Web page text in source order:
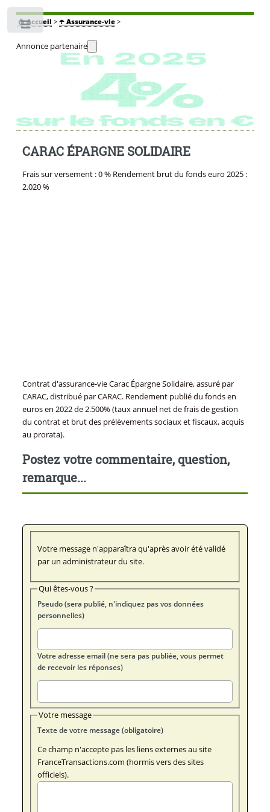
🏠Accueil > ☂️ Assurance-vie>
Annonce partenaire
CARAC ÉPARGNE SOLIDAIRE
Frais sur versement :0 %Rendement brut du fonds euro 2025 :
2.020 %
Contrat d'assurance-vie Carac Épargne Solidaire, assuré par
CARAC, distribué par CARAC. Rendement publié du fonds en
euros en 2022 de 2.500% (taux annuel net de frais de gestion
du contrat et brut des prélèvements sociaux et fiscaux, acquis
au prorata).
Postez votre commentaire, question,
remarque...
Votre message n'apparaîtra qu'après avoir été validé
par un administrateur du site.
Qui êtes-vous ?
Pseudo (sera publié, n'indiquez pas vos données
personnelles)
Votre adresse email (ne sera pas publiée, vous permet
de recevoir les réponses)
Votre message
Texte de votre message (obligatoire)
Ce champ n'accepte pas les liens externes au site
FranceTransactions.com (hormis vers des sites
officiels).
Toggle